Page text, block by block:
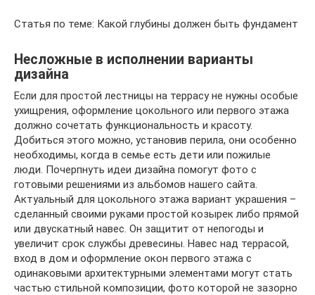
Статья по теме: Какой глубины должен быть фундамент
Несложные в исполнении варианты
дизайна
Если для простой лестницы на террасу не нужны особые
ухищрения, оформление цокольного или первого этажа
должно сочетать функциональность и красоту.
Добиться этого можно, установив перила, они особенно
необходимы, когда в семье есть дети или пожилые
люди. Почерпнуть идеи дизайна помогут фото с
готовыми решениями из альбомов нашего сайта.
Актуальный для цокольного этажа вариант украшения –
сделанный своими руками простой козырек либо прямой
или двускатный навес. Он защитит от непогоды и
увеличит срок службы древесины. Навес над террасой,
вход в дом и оформление окон первого этажа с
одинаковыми архитектурными элементами могут стать
частью стильной композиции, фото которой не зазорно